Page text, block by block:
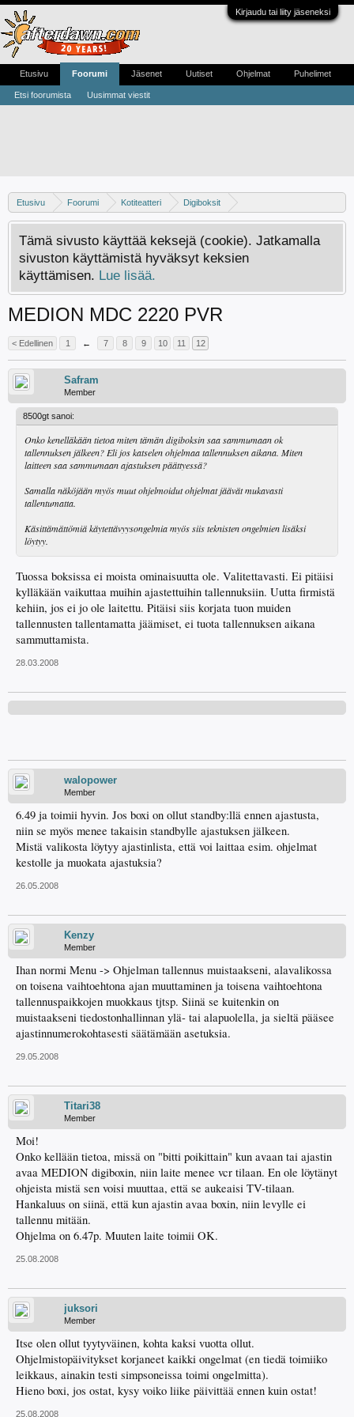
Kirjaudu tai liity jäseneksi
Etusivu Foorumi Kotiteatteri
Digiboksit
Keskustelua kaapeliverkon digibokseista
Tämä sivusto käyttää keksejä (cookie). Jatkamalla
sivuston käyttämistä hyväksyt keksien
käyttämisen. Lue lisää.
MEDION MDC 2220 PVR
< Edellinen 1 ← 7 8 9 10 11 12
Safram
Member
8500gt sanoi:
Onko kenelläkään tietoa miten tämän digiboksin saa sammumaan ok
tallennuksen jälkeen? Eli jos katselen ohjelmaa tallennuksen aikana. Miten
laitteen saa sammumaan ajastuksen päättyessä?
Samalla näköjään myös muut ohjelmoidut ohjelmat jäävät mukavasti
tallentumatta.
Käsittämättömiä käytettävyysongelmia myös siis teknisten ongelmien lisäksi
löytyy.
Tuossa boksissa ei moista ominaisuutta ole. Valitettavasti. Ei pitäisi
kylläkään vaikuttaa muihin ajastettuihin tallennuksiin. Uutta firmistä
kehiin, jos ei jo ole laitettu. Pitäisi siis korjata tuon muiden
tallennusten tallentamatta jäämiset, ei tuota tallennuksen aikana
sammuttamista.
28.03.2008
walopower
Member
6.49 ja toimii hyvin. Jos boxi on ollut standby:llä ennen ajastusta,
niin se myös menee takaisin standbylle ajastuksen jälkeen.
Mistä valikosta löytyy ajastinlista, että voi laittaa esim. ohjelmat
kestolle ja muokata ajastuksia?
26.05.2008
Kenzy
Member
Ihan normi Menu -> Ohjelman tallennus muistaakseni, alavalikossa
on toisena vaihtoehtona ajan muuttaminen ja toisena vaihtoehtona
tallennuspaikkojen muokkaus tjtsp. Siinä se kuitenkin on
muistaakseni tiedostonhallinnan ylä- tai alapuolella, ja sieltä pääsee
ajastinnumerokohtasesti säätämään asetuksia.
29.05.2008
Titari38
Member
Moi!
Onko kellään tietoa, missä on "bitti poikittain" kun avaan tai ajastin
avaa MEDION digiboxin, niin laite menee vcr tilaan. En ole löytänyt
ohjeista mistä sen voisi muuttaa, että se aukeaisi TV-tilaan.
Hankaluus on siinä, että kun ajastin avaa boxin, niin levylle ei
tallennu mitään.
Ohjelma on 6.47p. Muuten laite toimii OK.
25.08.2008
juksori
Member
Itse olen ollut tyytyväinen, kohta kaksi vuotta ollut.
Ohjelmistopäivitykset korjaneet kaikki ongelmat (en tiedä toimiiko
leikkaus, ainakin testi simpsoneissa toimi ongelmitta).
Hieno boxi, jos ostat, kysy voiko liike päivittää ennen kuin ostat!
25.08.2008
Etusivu Foorumi
Etsi foorumista Uusimmat viestit
Jäsenet Uutiset Ohjelmat Puhelimet